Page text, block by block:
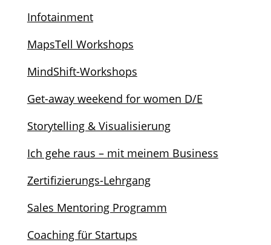
Infotainment
MapsTell Workshops
MindShift-Workshops
Get-away weekend for women D/E
Storytelling & Visualisierung
Ich gehe raus – mit meinem Business
Zertifizierungs-Lehrgang
Sales Mentoring Programm
Coaching für Startups